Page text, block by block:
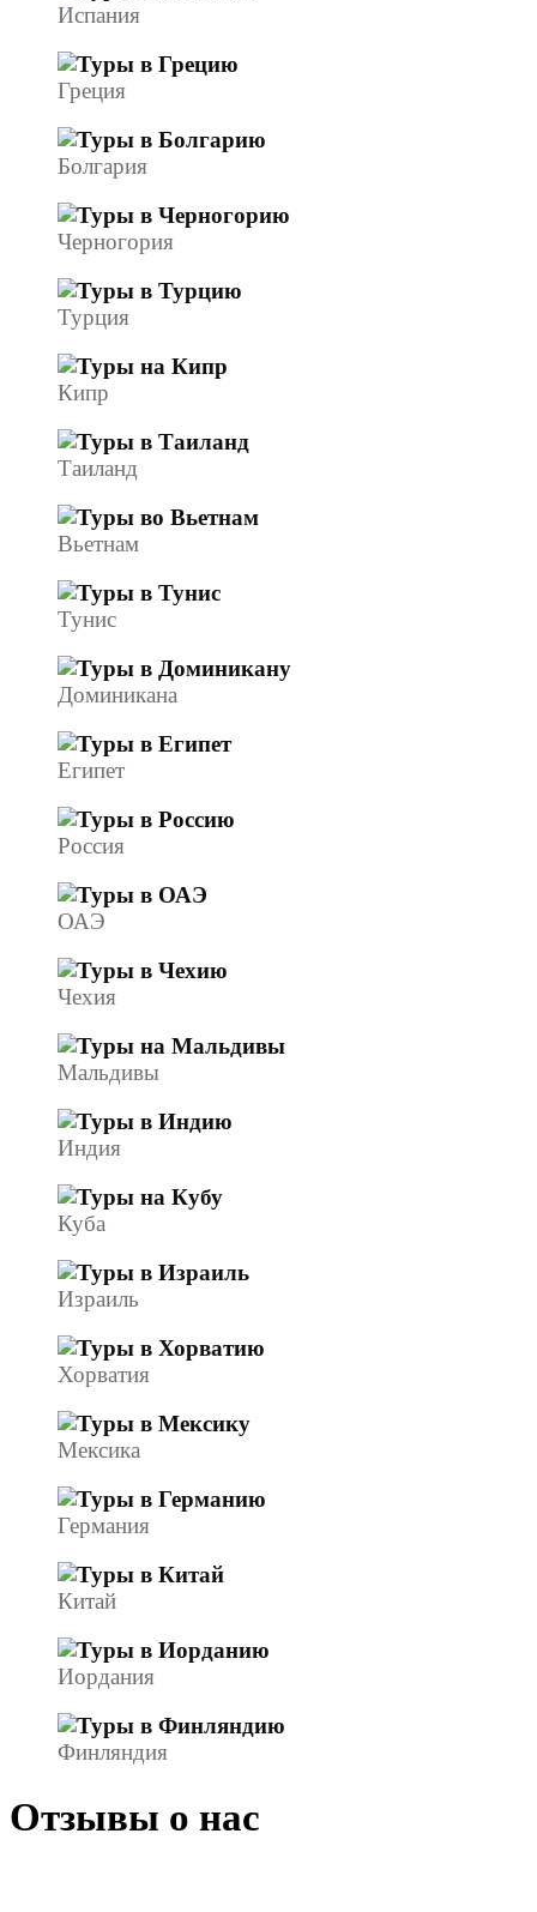
Испания
Греция
Болгария
Черногория
Турция
Кипр
Таиланд
Вьетнам
Тунис
Доминикана
Египет
Россия
ОАЭ
Чехия
Мальдивы
Индия
Куба
Израиль
Хорватия
Мексика
Германия
Китай
Иордания
Финляндия
Отзывы о нас